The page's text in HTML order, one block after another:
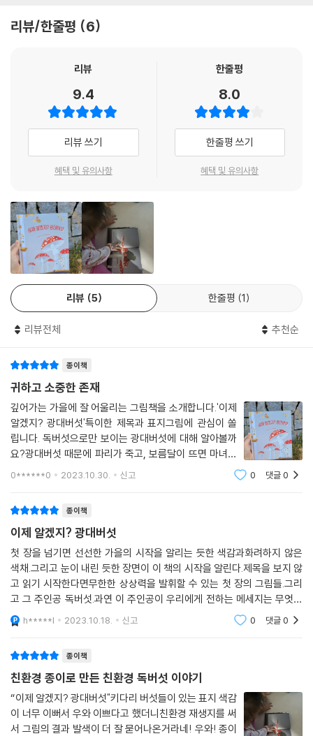
리뷰/한줄평 6
리뷰
9.4
리뷰 쓰기
혜택 및 유의사항
한줄평
8.0
한줄평 쓰기
혜택 및 유의사항
리뷰 5 한줄평 1
리뷰전체 추천순
종이책
귀하고 소중한 존재
깊어가는 가을에 잘 어울리는 그림책을 소개합니다.'이제
알겠지? 광대버섯'특이한 제목과 표지그림에 관심이 쏠
립니다. 독버섯으로만 보이는 광대버섯에 대해 알아볼까
요?광대버섯 때문에 파리가 죽고, 보름달이 뜨면 마녀들
이 모여서 빙글빙글 돌게 한다는 이야기가 있대요.영국에
0******0 2023.10.30. 신고 0 댓글0
종이책
이제 알겠지? 광대버섯
첫 장을 넘기면 선선한 가을의 시작을 알리는 듯한 색감과화려하지 않은
색채.그리고 눈이 내린 듯한 장면이 이 책의 시작을 알린다.제목을 보지 않
고 읽기 시작한다면무한한 상상력을 발휘할 수 있는 첫 장의 그림들.그리
고 그 주인공 독버섯.과연 이 주인공이 우리에게 전하는 메세지는 무엇일
까.결국 그 무엇도 소중하지 않은 것은 없다는 자연의 섭리와.모든 생명은
존재의 이유가 있
h*****l 2023.10.18. 신고 0 댓글0
종이책
친환경 종이로 만든 친환경 독버섯 이야기
“이제 알겠지? 광대버섯"키다리 버섯들이 있는 표지 색감
이 너무 이뻐서 우와 이쁘다고 했더니친환경 재생지를 써
서 그림의 결과 발색이 더 잘 묻어나온거라네! 우와! 종이